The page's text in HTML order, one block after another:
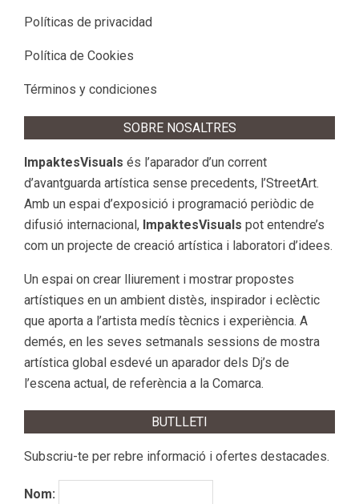
Políticas de privacidad
Política de Cookies
Términos y condiciones
SOBRE NOSALTRES
ImpaktesVisuals és l’aparador d’un corrent
d’avantguarda artística sense precedents, l’StreetArt.
Amb un espai d’exposició i programació periòdic de
difusió internacional, ImpaktesVisuals pot entendre’s
com un projecte de creació artística i laboratori d’idees.
Un espai on crear lliurement i mostrar propostes
artístiques en un ambient distès, inspirador i eclèctic
que aporta a l’artista medís tècnics i experiència. A
demés, en les seves setmanals sessions de mostra
artística global esdevé un aparador dels Dj’s de
l’escena actual, de referència a la Comarca.
BUTLLETI
Subscriu-te per rebre informació i ofertes destacades.
Nom: